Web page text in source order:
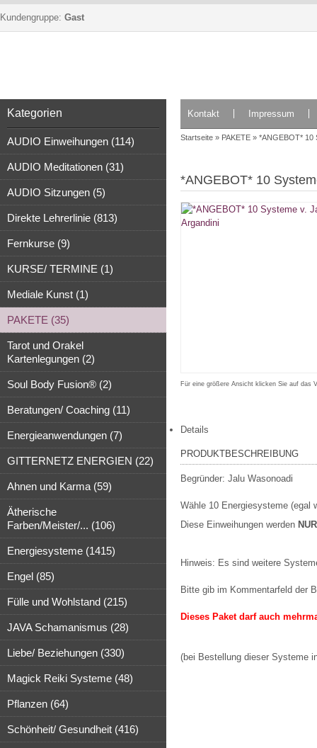
Kundengruppe: Gast
Kategorien
AUDIO Einweihungen (114)
AUDIO Meditationen (31)
AUDIO Sitzungen (5)
Direkte Lehrerlinie (813)
Fernkurse (9)
KURSE/ TERMINE (1)
Mediale Kunst (1)
PAKETE (35)
Tarot und Orakel
Kartenlegungen (2)
Soul Body Fusion® (2)
Beratungen/ Coaching (11)
Energieanwendungen (7)
GITTERNETZ ENERGIEN (22)
Ahnen und Karma (59)
Ätherische
Farben/Meister/... (106)
Energiesysteme (1415)
Engel (85)
Fülle und Wohlstand (215)
JAVA Schamanismus (28)
Liebe/ Beziehungen (330)
Magick Reiki Systeme (48)
Pflanzen (64)
Schönheit/ Gesundheit (416)
Kontakt Impressum
Startseite » PAKETE » *ANGEBOT* 10
*ANGEBOT* 10
Für eine größere Ansicht klicken Sie auf das
Details
PRODUKTBESCHREIBUNG
Begründer: Jalu Wasonoadi
Wähle 10 Energiesysteme (egal
Diese Einweihungen werden
Hinweis: Es sind weitere
Bitte gib im Kommentarfeld der
Dieses Paket darf auch
(bei Bestellung dieser Systeme